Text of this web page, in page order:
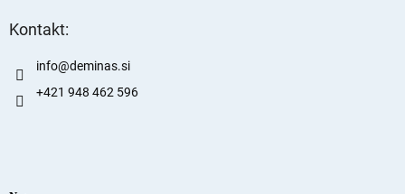
Kontakt:
info@deminas.si
+421 948 462 596